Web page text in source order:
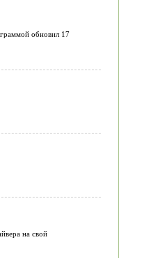
обновил 17
на свой